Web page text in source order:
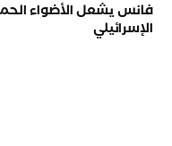
فانس يشعل الأضواء
الإسرائيلي